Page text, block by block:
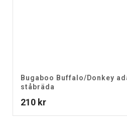
Bugaboo Buffalo/Donkey
ståbräda
210 kr